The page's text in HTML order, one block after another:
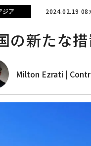
ジア 2024.02.19
の新たな
Milton Ezrati |